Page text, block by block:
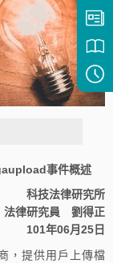
事件概述
科技法律研究所
法律研究員 劉得正
101年06月25日
，提供用戶上傳檔